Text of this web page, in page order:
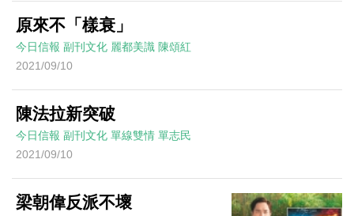
原來不「樣衰」
今日信報 副刊文化 麗都美識 陳頌紅
2021/09/10
陳法拉新突破
今日信報 副刊文化 單線雙情 單志民
2021/09/10
梁朝偉反派不壞